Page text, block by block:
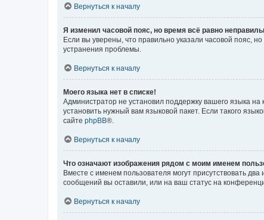
Вернуться к началу
Я изменил часовой пояс, но время всё равно
Если вы уверены, что правильно указали часовой пояс,
устранения проблемы.
Вернуться к началу
Моего языка нет в списке!
Администратор не установил поддержку вашего языка
установить нужный вам языковой пакет. Если такого
сайте phpBB®.
Вернуться к началу
Что означают изображения рядом с моим именем
Вместе с именем пользователя могут присутствовать
сообщений вы оставили, или на ваш статус на
Вернуться к началу